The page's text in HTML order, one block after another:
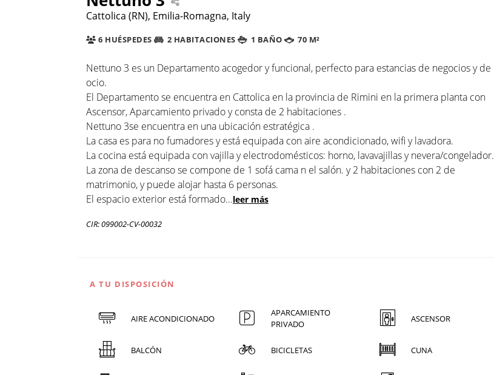
Cattolica (RN), Emilia-Romagna, Italy
6 HUÉSPEDES 2 HABITACIONES 1 BAÑO 70 M²
Nettuno 3 es un Departamento acogedor y funcional, perfecto para estancias de negocios y de
ocio.
El Departamento se encuentra en Cattolica en la provincia de Rimini en la primera planta con
Ascensor, Aparcamiento privado y consta de 2 habitaciones .
Nettuno 3se encuentra en una ubicación estratégica .
La casa es para no fumadores y está equipada con aire acondicionado, wifi y lavadora.
La cocina está equipada con vajilla y electrodomésticos: horno, lavavajillas y nevera/congelador.
La zona de descanso se compone de 1 sofá cama n el salón. y 2 habitaciones con 2 de
matrimonio, y puede alojar hasta 6 personas.
El espacio exterior está formado...leer más
CIR: 099002-CV-00032
A TU DISPOSICIÓN
AIRE ACONDICIONADO
APARCAMIENTO
PRIVADO
ASCENSOR
BALCÓN BICICLETAS CUNA